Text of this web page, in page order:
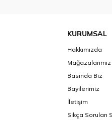
KURUMSAL
Hakkımızda
Mağazalarımız
Basında Biz
Bayilerimiz
İletişim
Sıkça Sorulan